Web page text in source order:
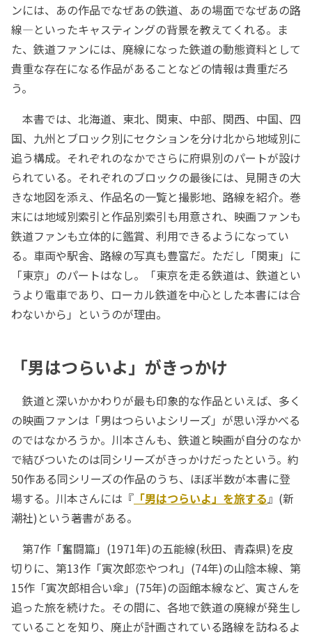
ンには、あの作品でなぜあの鉄道、あの場面でなぜあの路
線―といったキャスティングの背景を教えてくれる。ま
た、鉄道ファンには、廃線になった鉄道の動態資料として
貴重な存在になる作品があることなどの情報は貴重だろ
う。
本書では、北海道、東北、関東、中部、関西、中国、四
国、九州とブロック別にセクションを分け北から地域別に
追う構成。それぞれのなかでさらに府県別のパートが設け
られている。それぞれのブロックの最後には、見開きの大
きな地図を添え、作品名の一覧と撮影地、路線を紹介。巻
末には地域別索引と作品別索引も用意され、映画ファンも
鉄道ファンも立体的に鑑賞、利用できるようになってい
る。車両や駅舎、路線の写真も豊富だ。ただし「関東」に
「東京」のパートはなし。「東京を走る鉄道は、鉄道とい
うより電車であり、ローカル鉄道を中心とした本書には合
わないから」というのが理由。
「男はつらいよ」がきっかけ
鉄道と深いかかわりが最も印象的な作品といえば、多く
の映画ファンは「男はつらいよシリーズ」が思い浮かべる
のではなかろうか。川本さんも、鉄道と映画が自分のなか
で結びついたのは同シリーズがきっかけだったという。約
50作ある同シリーズの作品のうち、ほぼ半数が本書に登
場する。川本さんには『 「男はつらいよ」を旅する』(新
潮社)という著書がある。
第7作「奮闘篇」(1971年)の五能線(秋田、青森県)を皮
切りに、第13作「寅次郎恋やつれ」(74年)の山陰本線、第
15作「寅次郎相合い傘」(75年)の函館本線など、寅さんを
追った旅を続けた。その間に、各地で鉄道の廃線が発生し
ていることを知り、廃止が計画されている路線を訪ねるよ